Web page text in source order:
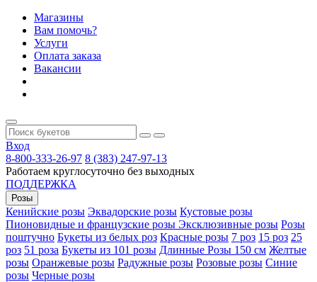
Магазины
Вам помочь?
Услуги
Оплата заказа
Вакансии
Вход
8-800-333-26-97 8 (383) 247-97-13
Работаем круглосуточно без выходных
ПОДДЕРЖКА
Розы
Кенийские розы Эквадорские розы Кустовые розы
Пионовидные и французские розы Эксклюзивные розы Розы
поштучно Букеты из белых роз Красные розы 7 роз 15 роз 25
роз 51 роза Букеты из 101 розы Длинные Розы 150 см Желтые
розы Оранжевые розы Радужные розы Розовые розы Синие
розы Черные розы